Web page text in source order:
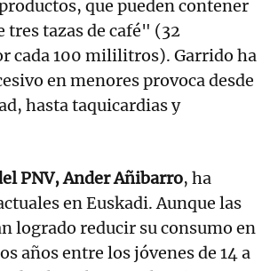
que pueden contener
tres tazas de café" (32
cada 100 mililitros). Garrido ha
en menores provoca desde
hasta taquicardias y
PNV, Ander Añibarro, ha
en Euskadi. Aunque las
logrado reducir su consumo en
años entre los jóvenes de 14 a